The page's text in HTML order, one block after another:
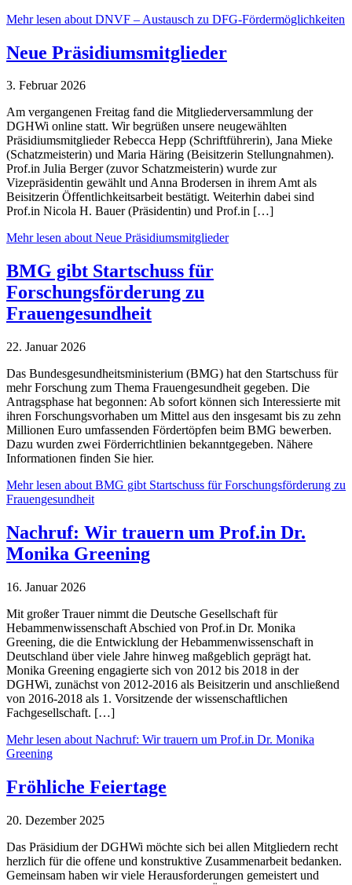
Mehr lesen about DNVF – Austausch zu DFG-Fördermöglichkeiten
Neue Präsidiumsmitglieder
3. Februar 2026
Am vergangenen Freitag fand die Mitgliederversammlung der
DGHWi online statt. Wir begrüßen unsere neugewählten
Präsidiumsmitglieder Rebecca Hepp (Schriftführerin), Jana Mieke
(Schatzmeisterin) und Maria Häring (Beisitzerin Stellungnahmen).
Prof.in Julia Berger (zuvor Schatzmeisterin) wurde zur
Vizepräsidentin gewählt und Anna Brodersen in ihrem Amt als
Beisitzerin Öffentlichkeitsarbeit bestätigt. Weiterhin dabei sind
Prof.in Nicola H. Bauer (Präsidentin) und Prof.in […]
Mehr lesen about Neue Präsidiumsmitglieder
BMG gibt Startschuss für
Forschungsförderung zu
Frauengesundheit
22. Januar 2026
Das Bundesgesundheitsministerium (BMG) hat den Startschuss für
mehr Forschung zum Thema Frauengesundheit gegeben. Die
Antragsphase hat begonnen: Ab sofort können sich Interessierte mit
ihren Forschungsvorhaben um Mittel aus den insgesamt bis zu zehn
Millionen Euro umfassenden Fördertöpfen beim BMG bewerben.
Dazu wurden zwei Förderrichtlinien bekanntgegeben. Nähere
Informationen finden Sie hier.
Mehr lesen about BMG gibt Startschuss für Forschungsförderung zu
Frauengesundheit
Nachruf: Wir trauern um Prof.in Dr.
Monika Greening
16. Januar 2026
Mit großer Trauer nimmt die Deutsche Gesellschaft für
Hebammenwissenschaft Abschied von Prof.in Dr. Monika
Greening, die die Entwicklung der Hebammenwissenschaft in
Deutschland über viele Jahre hinweg maßgeblich geprägt hat.
Monika Greening engagierte sich von 2012 bis 2018 in der
DGHWi, zunächst von 2012-2016 als Beisitzerin und anschließend
von 2016-2018 als 1. Vorsitzende der wissenschaftlichen
Fachgesellschaft. […]
Mehr lesen about Nachruf: Wir trauern um Prof.in Dr. Monika
Greening
Fröhliche Feiertage
20. Dezember 2025
Das Präsidium der DGHWi möchte sich bei allen Mitgliedern recht
herzlich für die offene und konstruktive Zusammenarbeit bedanken.
Gemeinsam haben wir viele Herausforderungen gemeistert und